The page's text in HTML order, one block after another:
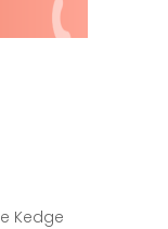
Kedge